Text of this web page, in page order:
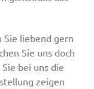
Sie liebend gern
Sie uns doch
bei uns die
zeigen